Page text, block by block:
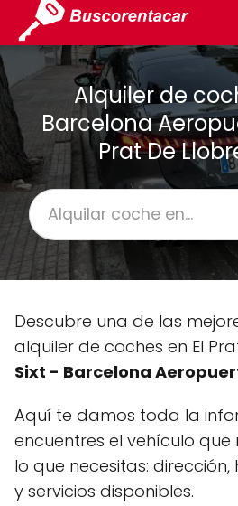
Alquiler de
Barcelona
Prat De
Descubre una de las
alquiler de coches en El
Sixt - Barcelona
Aquí te damos toda la
encuentres el vehículo
lo que necesitas:
y servicios disponibles.